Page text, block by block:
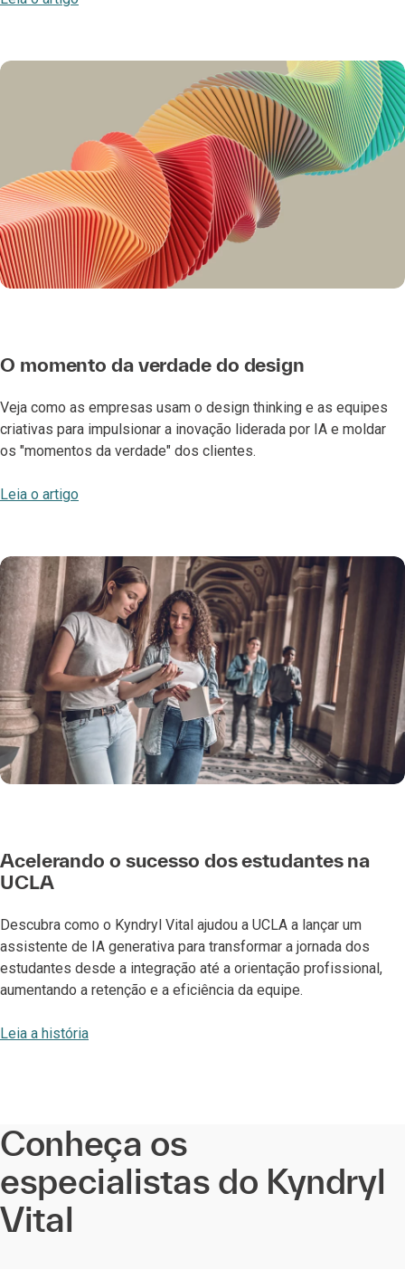
O momento da verdade do design
Veja como as empresas usam o design thinking e as equipes
criativas para impulsionar a inovação liderada por IA e moldar
os "momentos da verdade" dos clientes.
Leia o artigo
Acelerando o sucesso dos estudantes na
UCLA
Descubra como o Kyndryl Vital ajudou a UCLA a lançar um
assistente de IA generativa para transformar a jornada dos
estudantes desde a integração até a orientação profissional,
aumentando a retenção e a eficiência da equipe.
Leia a história
Conheça os
especialistas do Kyndryl
Vital